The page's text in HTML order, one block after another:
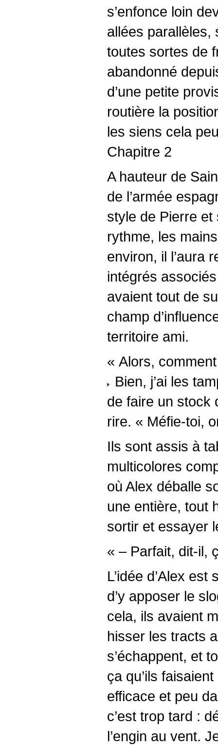
s’enfonce loin
allées parallèles,
toutes sortes de
abandonné
d’une petite
routière la
les siens cela
Chapitre 2
A hauteur de
de l’armée
style de Pierre et
rythme, les
environ, il l’aura
intégrés
avaient tout de
champ
territoire ami.
« Alors,
Bien, j’ai les
de faire un stock
rire. « Méfie-toi,
Ils sont assis à
multicolores
où Alex déballe
une entière, tout
sortir et essayer
« – Parfait, dit-il,
L’idée d’Alex
d’y apposer le
cela, ils avaient
hisser les tracts
s’échappent, et
ça qu’ils
efficace et peu
c’est trop tard :
l’engin au vent.